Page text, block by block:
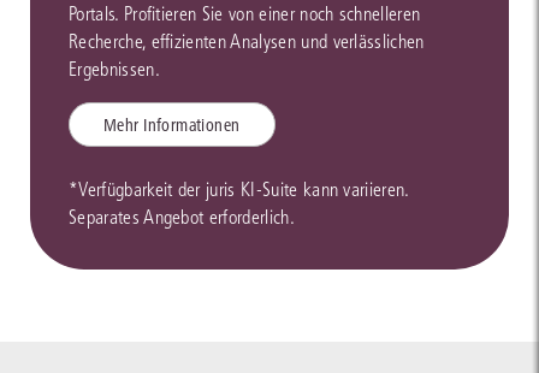
Portals. Profitieren Sie von einer noch schnelleren
Recherche, effizienten Analysen und verlässlichen
Ergebnissen.
Mehr Informationen
*Verfügbarkeit der juris KI-Suite kann variieren.
Separates Angebot erforderlich.